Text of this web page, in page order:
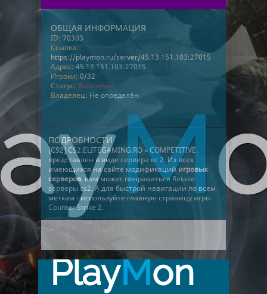
ОБЩАЯ ИНФОРМАЦИЯ
ID: 70303
Ссылка:
https://playmon.ru/server/45.13.151.103:27015
Адрес: 45.13.151.103:27015
Игроки: 0/32
Статус: Выключен
Владелец: Не определён
ПОДРОБНОСТИ
[CS2] CS2.ELITEGAMING.RO » COMPETITIVE
представлен в виде сервера кс 2. Из всех
имеющихся на сайте модификацийигровых
серверов, вам может понравитьсяRetake
серверы cs2. А для быстрой навигации по всем
меткам - используйте главную страницу игры
Counter Strike 2.
PlayMon